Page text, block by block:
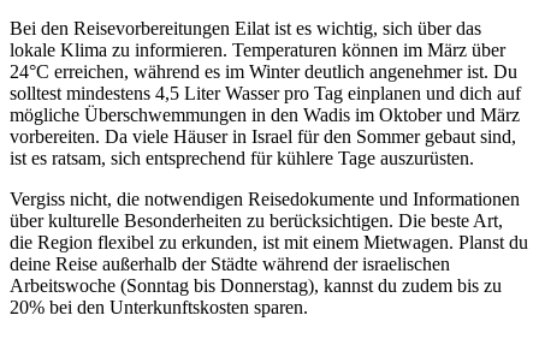
Bei den Reisevorbereitungen Eilat ist es wichtig, sich über das
lokale Klima zu informieren. Temperaturen können im März über
24°C erreichen, während es im Winter deutlich angenehmer ist. Du
solltest mindestens 4,5 Liter Wasser pro Tag einplanen und dich auf
mögliche Überschwemmungen in den Wadis im Oktober und März
vorbereiten. Da viele Häuser in Israel für den Sommer gebaut sind,
ist es ratsam, sich entsprechend für kühlere Tage auszurüsten.
Vergiss nicht, die notwendigen Reisedokumente und Informationen
über kulturelle Besonderheiten zu berücksichtigen. Die beste Art,
die Region flexibel zu erkunden, ist mit einem Mietwagen. Planst du
deine Reise außerhalb der Städte während der israelischen
Arbeitswoche (Sonntag bis Donnerstag), kannst du zudem bis zu
20% bei den Unterkunftskosten sparen.